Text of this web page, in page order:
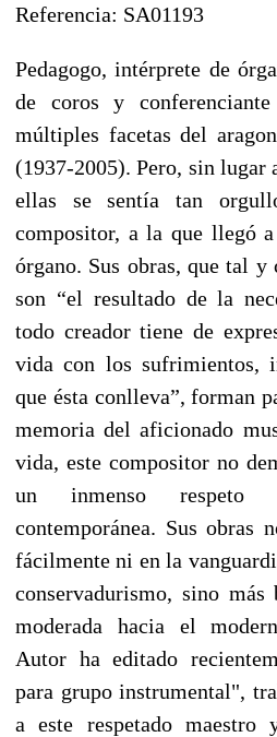
Referencia: SA01193
Pedagogo, intérprete de
de coros y
múltiples facetas del
(1937-2005). Pero, sin lugar
ellas se sentía tan
compositor, a la que llegó
órgano. Sus obras, que tal
son “el resultado de la
todo creador tiene de
vida con los sufrimientos,
que ésta conlleva”, forman
memoria del aficionado
vida, este compositor no
un inmenso respeto
contemporánea. Sus obras
fácilmente ni en la
conservadurismo, sino
moderada hacia el
Autor ha editado
para grupo instrumental",
a este respetado maestro